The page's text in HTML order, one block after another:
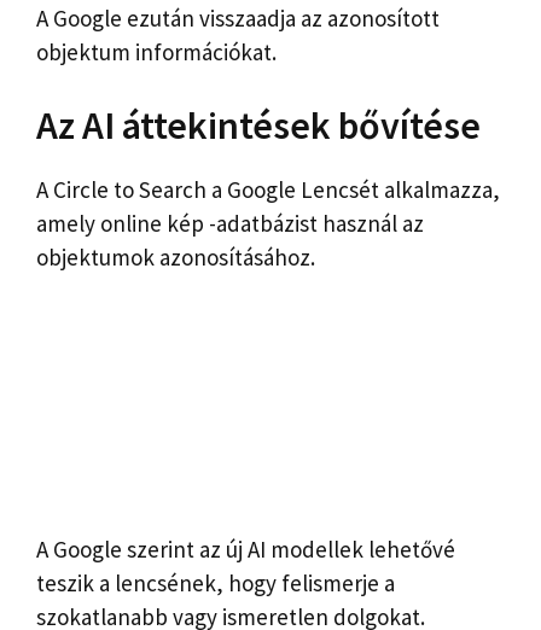
A Google ezután visszaadja az azonosított
objektum információkat.
Az AI áttekintések bővítése
A Circle to Search a Google Lencsét alkalmazza,
amely online kép -adatbázist használ az
objektumok azonosításához.
A Google szerint az új AI modellek lehetővé
teszik a lencsének, hogy felismerje a
szokatlanabb vagy ismeretlen dolgokat.